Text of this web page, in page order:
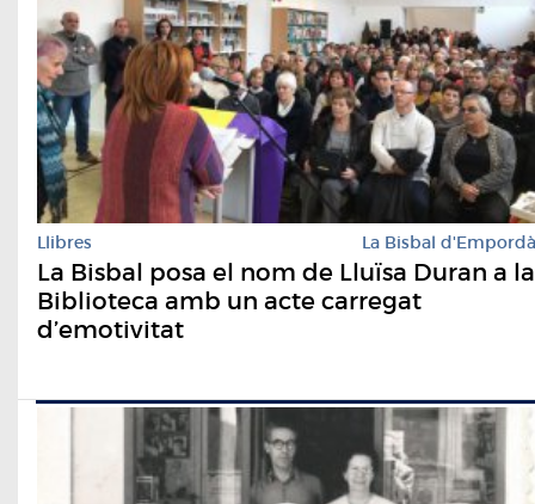
Llibres La Bisbal d'Empordà
La Bisbal posa el nom de Lluïsa Duran a la
Biblioteca amb un acte carregat
d’emotivitat